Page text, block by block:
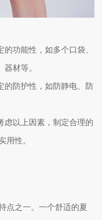
功能性，如多个口袋、
材等。
的防护性，如防静电、防
虑以上因素，制定合理的
用性。
点之一。一个舒适的夏